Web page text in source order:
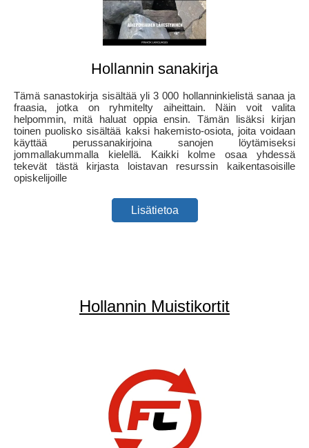
Hollannin sanakirja
Tämä sanastokirja sisältää yli 3 000 hollanninkielistä sanaa ja
fraasia, jotka on ryhmitelty aiheittain. Näin voit valita
helpommin, mitä haluat oppia ensin. Tämän lisäksi kirjan
toinen puolisko sisältää kaksi hakemisto-osiota, joita voidaan
käyttää perussanakirjoina sanojen löytämiseksi
jommallakummalla kielellä. Kaikki kolme osaa yhdessä
tekevät tästä kirjasta loistavan resurssin kaikentasoisille
opiskelijoille
Lisätietoa
Hollannin Muistikortit